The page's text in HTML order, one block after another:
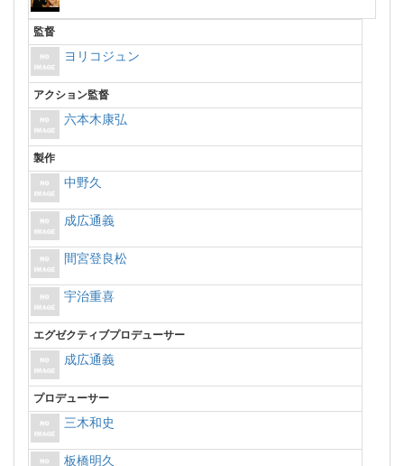
監督
ヨリコジュン
アクション監督
六本木康弘
製作
中野久
成広通義
間宮登良松
宇治重喜
エグゼクティブプロデューサー
成広通義
プロデューサー
三木和史
板橋明久